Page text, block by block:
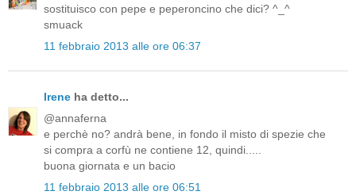
sostituisco con pepe e peperoncino che dici? ^_^
smuack
11 febbraio 2013 alle ore 06:37
Irene ha detto...
@annaferna
e perchè no? andrà bene, in fondo il misto di spezie che
si compra a corfù ne contiene 12, quindi.....
buona giornata e un bacio
11 febbraio 2013 alle ore 06:51